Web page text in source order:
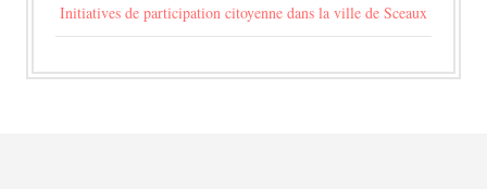
Initiatives de participation citoyenne dans la ville de Sceaux